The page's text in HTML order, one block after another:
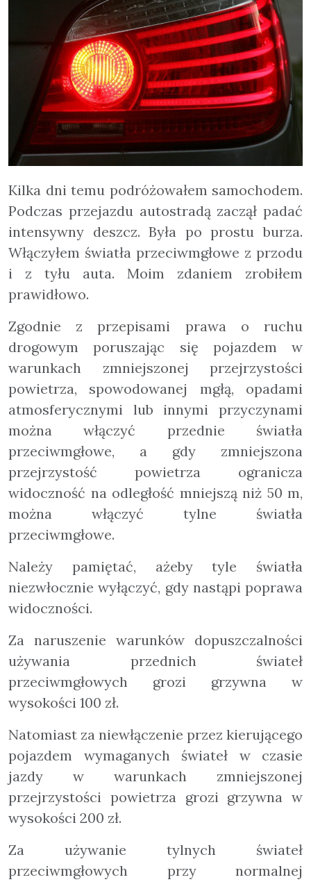
Kilka dni temu podróżowałem samochodem.
Podczas przejazdu autostradą zaczął padać
intensywny deszcz. Była po prostu burza.
Włączyłem światła przeciwmgłowe z przodu
i z tyłu auta. Moim zdaniem zrobiłem
prawidłowo.
Zgodnie z przepisami prawa o ruchu
drogowym poruszając się pojazdem w
warunkach zmniejszonej przejrzystości
powietrza, spowodowanej mgłą, opadami
atmosferycznymi lub innymi przyczynami
można włączyć przednie światła
przeciwmgłowe, a gdy zmniejszona
przejrzystość powietrza ogranicza
widoczność na odległość mniejszą niż 50 m,
można włączyć tylne światła
przeciwmgłowe.
Należy pamiętać, ażeby tyle światła
niezwłocznie wyłączyć, gdy nastąpi poprawa
widoczności.
Za naruszenie warunków dopuszczalności
używania przednich świateł
przeciwmgłowych grozi grzywna w
wysokości 100 zł.
Natomiast za niewłączenie przez kierującego
pojazdem wymaganych świateł w czasie
jazdy w warunkach zmniejszonej
przejrzystości powietrza grozi grzywna w
wysokości 200 zł.
Za używanie tylnych świateł
przeciwmgłowych przy normalnej